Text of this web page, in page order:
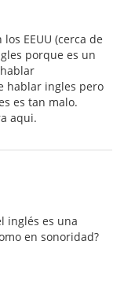
EEUU (cerca de
porque es un
hablar ingles pero
es tan malo.
aqui.
inglés es una
en sonoridad?